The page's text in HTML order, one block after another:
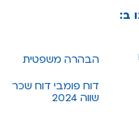
ב:
הבהרה משפטית
דוח פומבי דוח שכר
שווה 2024